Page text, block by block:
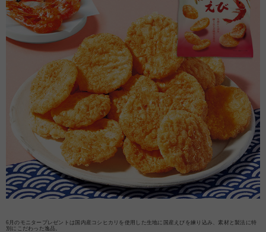
6月のモニタープレゼントは国内産コシヒカリを使用した生地に国産えびを練り込み、素材と製法に特
別にこだわった逸品。